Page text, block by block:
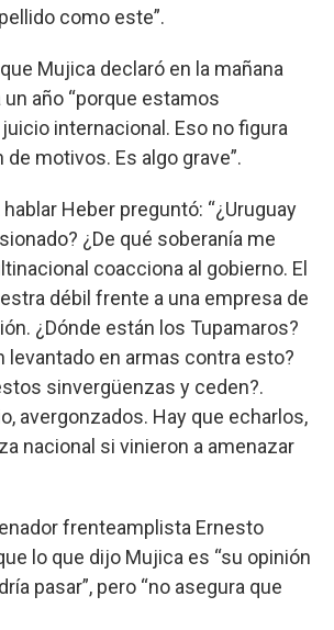
como este”.
Mujica declaró en la mañana
año “porque estamos
internacional. Eso no figura
motivos. Es algo grave”.
Heber preguntó: “¿Uruguay
¿De qué soberanía me
coacciona al gobierno. El
débil frente a una empresa de
¿Dónde están los Tupamaros?
levantado en armas contra esto?
sinvergüenzas y ceden?.
avergonzados. Hay que echarlos,
nacional si vinieron a amenazar
frenteamplista Ernesto
lo que dijo Mujica es “su opinión
pasar”, pero “no asegura que